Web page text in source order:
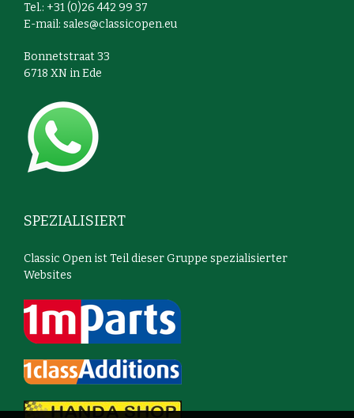
Tel.: +31 (0)26 442 99 37
E-mail: sales@classicopen.eu
Bonnetstraat 33
6718 XN in Ede
SPEZIALISIERT
Classic Open ist Teil dieser Gruppe spezialisierter
Websites